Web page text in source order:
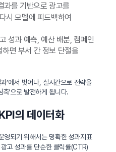
과를 기반으로 광고를
시 모델에 피드백하여
성과 예측, 예산 배분, 캠페인
면 부서 간 정보 단절을
’에서 벗어나, 실시간으로 전략을
’으로 발전하게 됩니다.
의 데이터화
영되기 위해서는 명확한 성과지표
고 성과를 단순한 클릭률(CTR)